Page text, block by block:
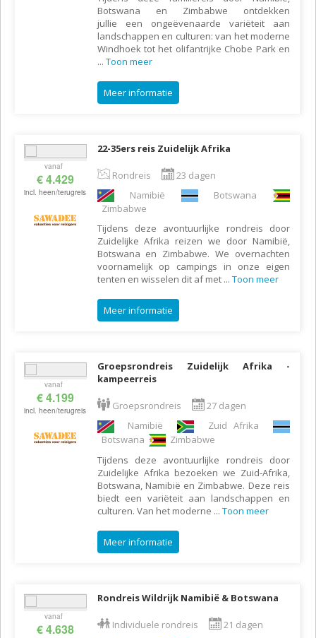
Botswana en Zimbabwe ontdekken
jullie een ongeëvenaarde variëteit aan
landschappen en culturen: van het moderne
Windhoek tot het olifantrijke Chobe Park en
... Toon meer
Meer informatie
vanaf
€ 4.429
incl. heen/terugreis
22-35ers reis Zuidelijk Afrika
Rondreis
23 dagen
Namibië
Botswana
Zimbabwe
Tijdens deze avontuurlijke rondreis door
Zuidelijke Afrika reizen we door Namibië,
Botswana en Zimbabwe. We overnachten
voornamelijk op campings in onze eigen
tenten en wisselen dit af met ... Toon meer
Meer informatie
vanaf
€ 4.199
incl. heen/terugreis
Groepsrondreis Zuidelijk Afrika -
kampeerreis
Groepsrondreis
27 dagen
Namibië
Zuid Afrika
Botswana
Zimbabwe
Tijdens deze avontuurlijke rondreis door
Zuidelijke Afrika bezoeken we Zuid-Afrika,
Botswana, Namibië en Zimbabwe. Deze reis
biedt een variëteit aan landschappen en
culturen. Van het moderne ... Toon meer
Meer informatie
vanaf
€ 4.638
Rondreis Wildrijk Namibië & Botswana
Individuele rondreis
21 dagen